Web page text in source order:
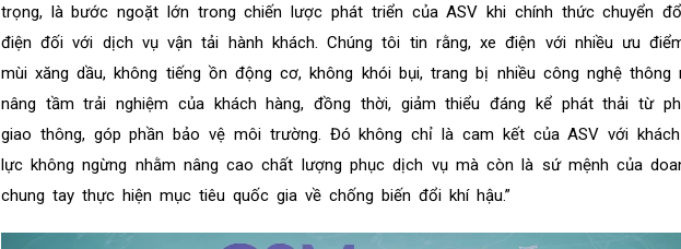
trọng, là bước ngoặt lớn trong chiến lược phát triển của ASV khi chính thức chuyển
điện đối với dịch vụ vận tải hành khách. Chúng tôi tin rằng, xe điện với nhiều ưu
mùi xăng dầu, không tiếng ồn động cơ, không khói bụi, trang bị nhiều công nghệ
nâng tầm trải nghiệm của khách hàng, đồng thời, giảm thiểu đáng kể phát thải từ
giao thông, góp phần bảo vệ môi trường. Đó không chỉ là cam kết của ASV với
lực không ngừng nhằm nâng cao chất lượng phục dịch vụ mà còn là sứ mệnh của
chung tay thực hiện mục tiêu quốc gia về chống biến đổi khí hậu.”